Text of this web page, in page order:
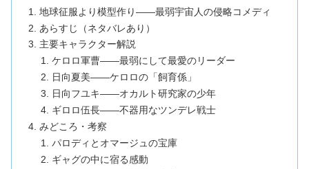
地球征服より模型作り——最弱宇宙人の侵略コメディ
あらすじ（ネタバレあり）
主要キャラクター解説
ケロロ軍曹——最弱にして最愛のリーダー
日向夏美——ケロロの「飼育係」
日向フユキ——オカルト研究家の少年
ギロロ伍長——不器用なツンデレ戦士
みどころ・考察
パロディとオマージュの宝庫
ギャグの中に宿る感動